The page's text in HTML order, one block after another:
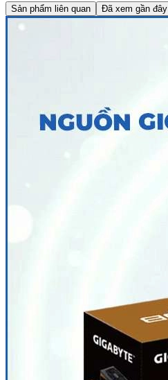
Sản phẩm liên quan Đã xem gần đây